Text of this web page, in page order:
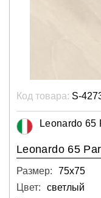
Код товара: S-
Leonardo 65
Leonardo 65
Размер:
75х75
Цвет:
светлый